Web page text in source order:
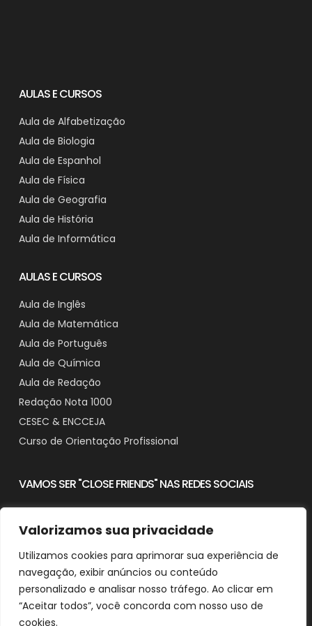
Valorizamos sua privacidade
Utilizamos cookies para aprimorar sua experiência de
navegação, exibir anúncios ou conteúdo
personalizado e analisar nosso tráfego. Ao clicar em
“Aceitar todos”, você concorda com nosso uso de
cookies.
AULAS E CURSOS
Aula de Alfabetização
Aula de Biologia
Aula de Espanhol
Aula de Física
Aula de Geografia
Aula de História
Aula de Informática
AULAS E CURSOS
Aula de Inglês
Aula de Matemática
Aula de Português
Aula de Química
Aula de Redação
Redação Nota 1000
CESEC & ENCCEJA
Curso de Orientação Profissional
VAMOS SER "CLOSE FRIENDS" NAS REDES SOCIAIS
Contato
Downloads